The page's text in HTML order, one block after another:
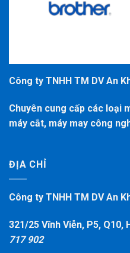
Công ty TNHH TM DV An
Chuyên cung cấp các loại
máy cắt, máy may công
ĐỊA CHỈ
Công ty TNHH TM DV An
321/25 Vĩnh Viễn, P5, Q10,
717 902